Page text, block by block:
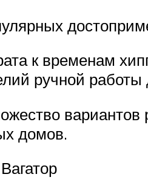
к временам
ручной
домов.